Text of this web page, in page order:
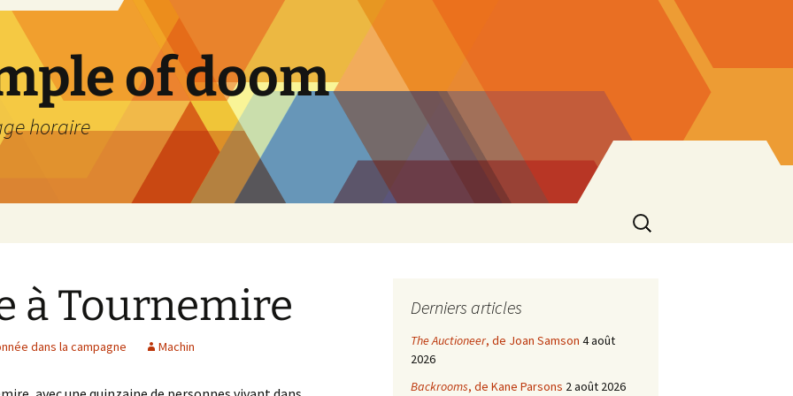
of doom
horaire
Rechercher :
à Tournemire
dans la campagne Machin
Derniers articles
The Auctioneer, de Joan Samson 4 août
2026
Backrooms, de Kane Parsons 2 août 2026